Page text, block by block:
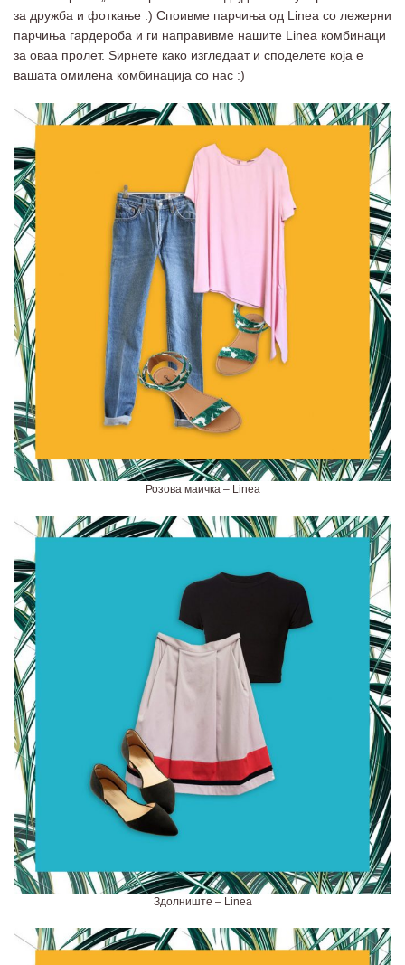
за дружба и фоткање :) Споивме парчиња од Lineа со лежерни
парчиња гардероба и ги направивме нашите Linea комбинаци
за оваа пролет. Ѕирнете како изгледаат и споделете која е
вашата омилена комбинација со нас :)
Розова маичка – Linea
Здолниште – Linea